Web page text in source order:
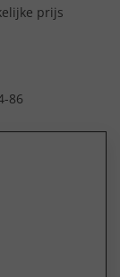
prijs
86